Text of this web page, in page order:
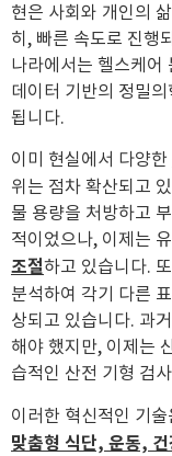
현은 사회와 개인의
히, 빠른 속도로 진행
나라에서는 헬스케어
데이터 기반의 정밀
됩니다.
이미 현실에서 다양한
위는 점차 확산되고
물 용량을 처방하고
적이었으나, 이제는
조절하고 있습니다.
분석하여 각기 다른
상되고 있습니다. 과
해야 했지만, 이제는
습적인 산전 기형 검
이러한 혁신적인 기
맞춤형 식단, 운동,